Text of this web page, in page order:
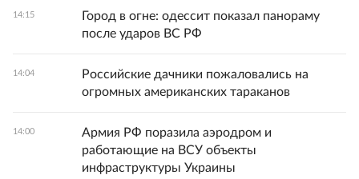
14:15
Город в огне: одессит показал панораму
после ударов ВС РФ
14:04
Российские дачники пожаловались на
огромных американских тараканов
14:00
Армия РФ поразила аэродром и
работающие на ВСУ объекты
инфраструктуры Украины